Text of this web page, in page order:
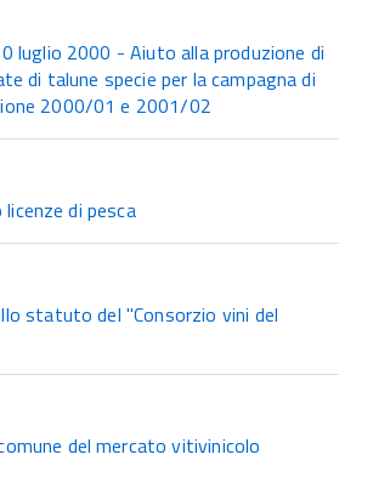
luglio 2000 - Aiuto alla produzione di
di talune specie per la campagna di
2000/01 e 2001/02
di pesca
statuto del "Consorzio vini del
del mercato vitivinicolo